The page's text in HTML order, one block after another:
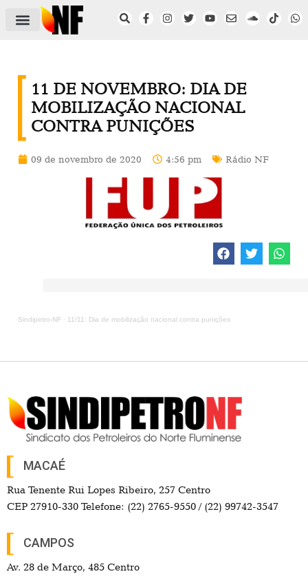
11 DE NOVEMBRO: DIA DE
MOBILIZAÇÃO NACIONAL
CONTRA PUNIÇÕES
09 de novembro de 2020 4:56 pm Rádio NF
Sindipetro-NF · 11/11: Dia de mobilização nacional contra punições
MACAÉ
Rua Tenente Rui Lopes Ribeiro, 257 Centro
CEP 27910-330 Telefone: (22) 2765-9550 / (22) 99742-3547
CAMPOS
Av. 28 de Março, 485 Centro